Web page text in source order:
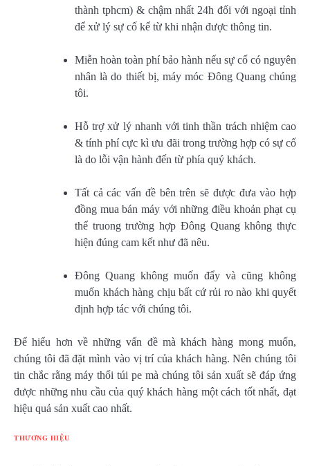
thành tphcm) & chậm nhất 24h đối với ngoại tỉnh
để xử lý sự cố kể từ khi nhận được thông tin.
Miễn hoàn toàn phí bảo hành nếu sự cố có nguyên
nhân là do thiết bị, máy móc Đông Quang chúng
tôi.
Hỗ trợ xử lý nhanh với tinh thần trách nhiệm cao
& tính phí cực kì ưu đãi trong trường hợp có sự cố
là do lỗi vận hành đến từ phía quý khách.
Tất cả các vấn đề bên trên sẽ được đưa vào hợp
đồng mua bán máy với những điều khoản phạt cụ
thể truong trường hợp Đông Quang không thực
hiện đúng cam kết như đã nêu.
Đông Quang không muốn đẩy và cũng không
muốn khách hàng chịu bất cứ rủi ro nào khi quyết
định hợp tác với chúng tôi.
Để hiểu hơn về những vấn đề mà khách hàng mong muốn,
chúng tôi đã đặt mình vào vị trí của khách hàng. Nên chúng tôi
tin chắc rằng máy thổi túi pe mà chúng tôi sản xuất sẽ đáp ứng
được những nhu cầu của quý khách hàng một cách tốt nhất, đạt
hiệu quả sản xuất cao nhất.
THƯƠNG HIỆU